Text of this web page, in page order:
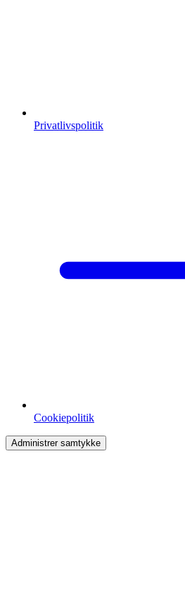
Privatlivspolitik
Cookiepolitik
Administrer samtykke